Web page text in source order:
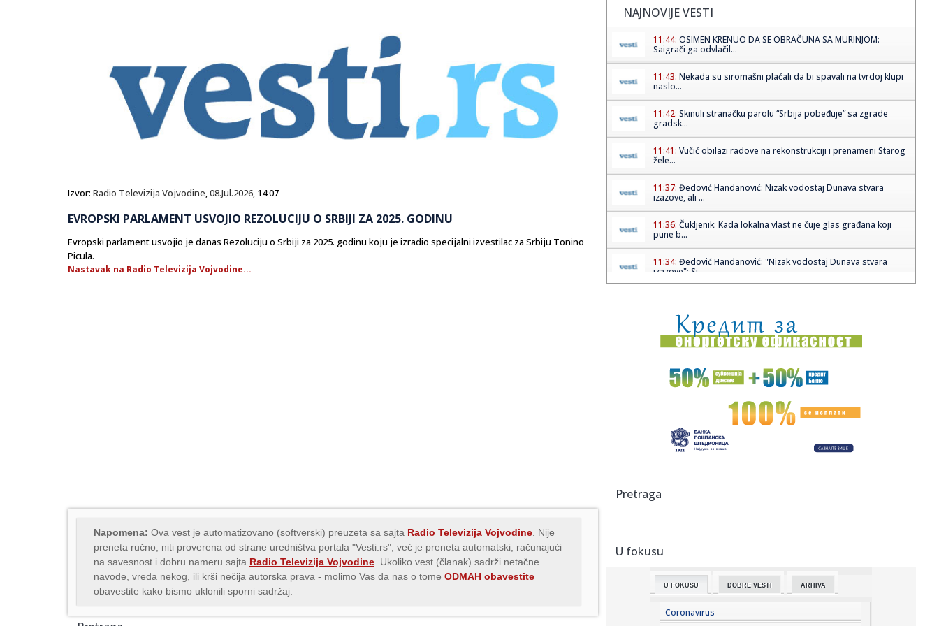
Izvor: Radio Televizija Vojvodine,08.Jul.2026, 14:07
EVROPSKI PARLAMENT USVOJIO REZOLUCIJU O SRBIJI ZA 2025. GODINU
Evropski parlament usvojio je danas Rezoluciju o Srbiji za 2025. godinu koju je izradio specijalni izvestilac za Srbiju Tonino
Picula.
Nastavak na Radio Televizija Vojvodine...
Napomena: Ova vest je automatizovano (softverski) preuzeta sa sajta Radio Televizija Vojvodine . Nije
preneta ručno, niti proverena od strane uredništva portala "Vesti.rs", već je preneta automatski, računajući
na savesnost i dobru nameru sajta Radio Televizija Vojvodine . Ukoliko vest (članak) sadrži netačne
navode, vređa nekog, ili krši nečija autorska prava - molimo Vas da nas o tome ODMAH obavestite
obavestite kako bismo uklonili sporni sadržaj.
NAJNOVIJE VESTI
11:44: OSIMEN KRENUO DA SE OBRAČUNA SA MURINJOM:
Saigrači ga odvlačil...
11:43: Nekada su siromašni plaćali da bi spavali na tvrdoj klupi
naslo...
11:42: Skinuli stranačku parolu “Srbija pobeđuje” sa zgrade
gradsk...
11:41: Vučić obilazi radove na rekonstrukciji i prenameni Starog
žele...
11:37: Đedović Handanović: Nizak vodostaj Dunava stvara
izazove, ali ...
11:36: Čukljenik: Kada lokalna vlast ne čuje glas građana koji
pune b...
11:34: Đedović Handanović: "Nizak vodostaj Dunava stvara
izazove"; Si...
11:33:Veštačka inteligencija dizajnirala potpuno nove viruse
11:32:Još jedno NBA ime u Evroligi
Zbog nepoverenja u policiju i tužilaštvo, novinari sve
11:32:Vučević u Svilajncu: „Čuvajući svoju istoriju i ulažući u...
spremno za n...
11:23:
11:21:
O ovom srpskom spektaklu priča planeta: Dejan Petrović
Pretraga
U fokusu
U FOKUSU DOBRE VESTI ARHIVA
Coronavirus